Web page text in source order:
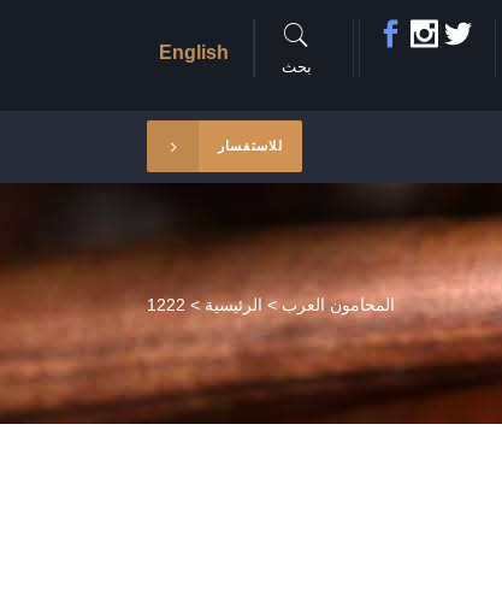
بحث
English
للاستفسار
المحامون العرب> الرئيسية>
1222